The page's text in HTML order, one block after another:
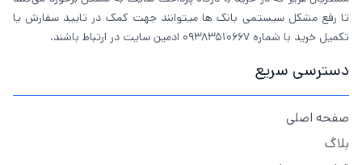
تا رفع مشکل سیستمی بانک ها میتوانند جهت کمک در تایید سفارش یا
تکمیل خرید با شماره 09383510667 ادمین سایت در ارتباط باشند.
دسترسی سریع
صفحه اصلی
بلاگ